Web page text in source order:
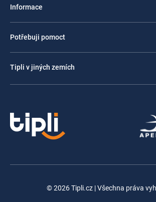
Informace
Potřebuji pomoct
Tipli v jiných zemích
© 2026 Tipli.cz | Všechna práva